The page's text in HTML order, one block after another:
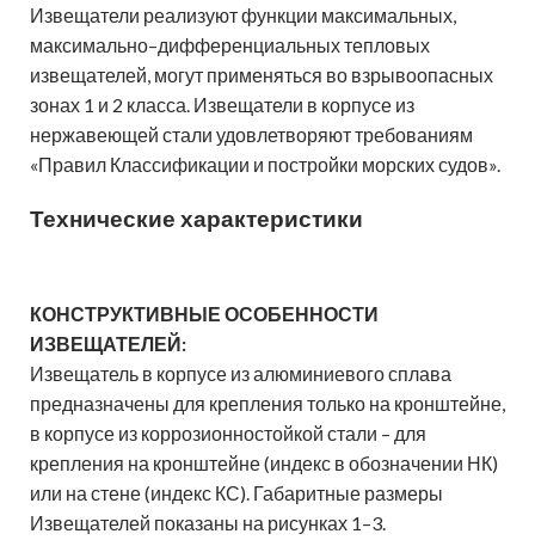
Извещатели реализуют функции максимальных,
максимально–дифференциальных тепловых
извещателей, могут применяться во взрывоопасных
зонах 1 и 2 класса. Извещатели в корпусе из
нержавеющей стали удовлетворяют требованиям
«Правил Классификации и постройки морских судов».
Технические характеристики
КОНСТРУКТИВНЫЕ ОСОБЕННОСТИ
ИЗВЕЩАТЕЛЕЙ:
Извещатель в корпусе из алюминиевого сплава
предназначены для крепления только на кронштейне,
в корпусе из коррозионностойкой стали – для
крепления на кронштейне (индекс в обозначении НК)
или на стене (индекс КС). Габаритные размеры
Извещателей показаны на рисунках 1–3.